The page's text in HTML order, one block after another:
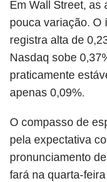
Em Wall Street, as
pouca variação. O
registra alta de
Nasdaq sobe
praticamente
apenas 0,09%.
O compasso de
pela expectativa
pronunciamento
fará na quarta-